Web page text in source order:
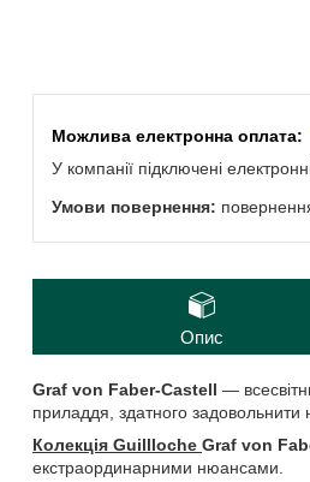
У компанії підключені
Опис
Graf von Faber-Castell —
приладдя, здатного задовольнити
Колекція Guillloche Graf von
екстраординарними нюансами.